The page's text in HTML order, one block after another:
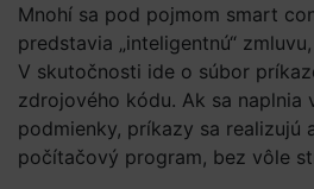
Mnohí sa pod pojmom smart
predstavia „inteligentnú“
V skutočnosti ide o súbor
zdrojového kódu. Ak sa naplnia
podmienky, príkazy sa realizujú
počítačový program, bez vôle